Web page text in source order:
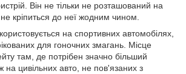
Він не тільки не розташований на
не кріпиться до неї жодним чином.
на спортивних автомобілях,
для гоночних змагань. Місце
там, де потрібен значно більший
на цивільних авто, не пов'язаних з